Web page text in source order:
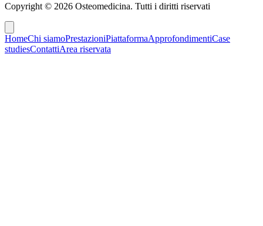
Copyright © 2026 Osteomedicina. Tutti i diritti riservati
HomeChi siamoPrestazioniPiattaformaApprofondimentiCase
studiesContattiArea riservata